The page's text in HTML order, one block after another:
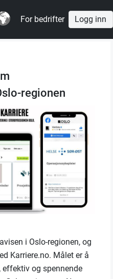
For bedrifter Logg inn
regionen
i Oslo-regionen, og
Karriere.no. Målet er å
og spennende